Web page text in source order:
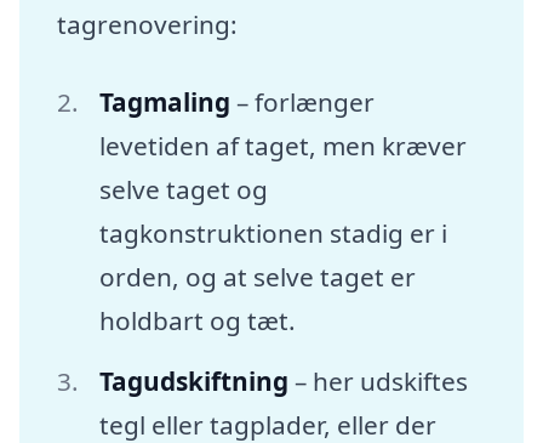
tagrenovering:
Tagmaling – forlænger
levetiden af taget, men kræver
selve taget og
tagkonstruktionen stadig er i
orden, og at selve taget er
holdbart og tæt.
Tagudskiftning – her udskiftes
tegl eller tagplader, eller der